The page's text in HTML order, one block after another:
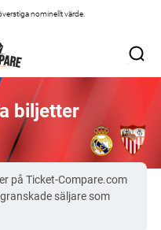
nominellt värde.
biljetter
på Ticket-Compare.com
säljare som